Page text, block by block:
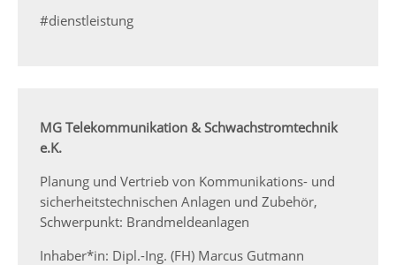
#dienstleistung
MG Telekommunikation & Schwachstromtechnik
e.K.
Planung und Vertrieb von Kommunikations- und
sicherheitstechnischen Anlagen und Zubehör,
Schwerpunkt: Brandmeldeanlagen
Inhaber*in: Dipl.-Ing. (FH) Marcus Gutmann